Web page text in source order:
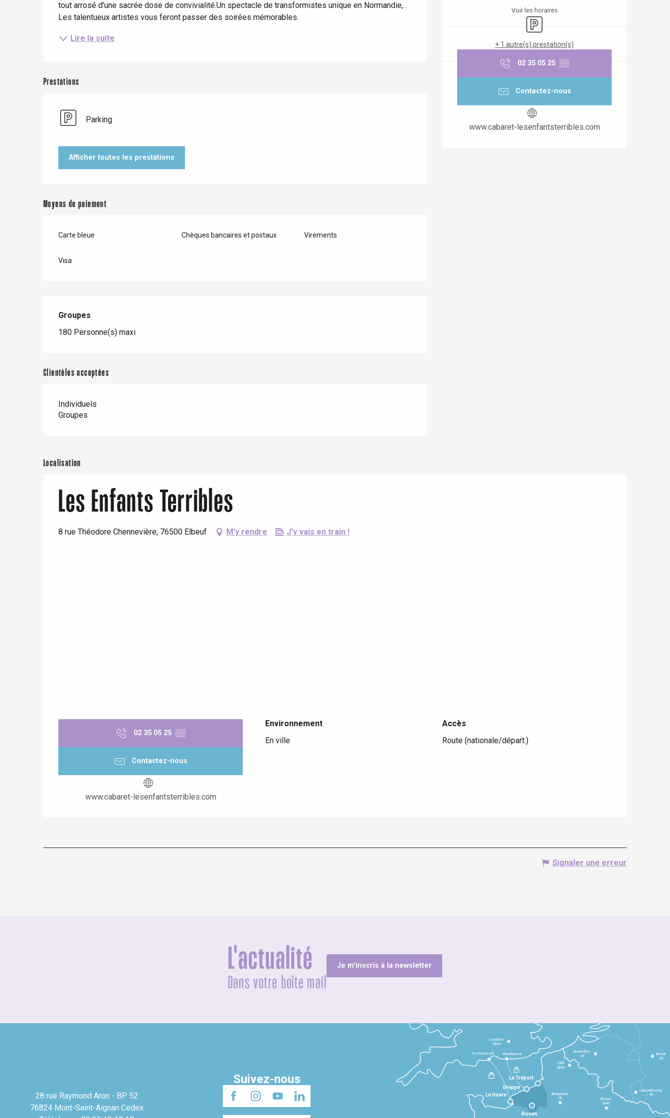
Val-de-Scie
Voir les horaires
Parking
+ 1 autre(s) prestation(s)
02 35 05 25 ▒▒
Contactez-nous
www.cabaret-lesenfantsterribles.com
tout arrosé d’une sacrée dose de convivialité.Un spectacle de transformistes unique en Normandie, .
Les talentueux artistes vous feront passer des soirées mémorables.
Lire la suite
Prestations
Parking
Afficher toutes les prestations
Moyens de paiement
Carte bleue Chèques bancaires et postaux Virements
Visa
Groupes
Groupes
180 Personne(s) maxi
Clientèles acceptées
Individuels
Groupes
Localisation
Les Enfants Terribles
8 rue Théodore Chennevière, 76500 Elbeuf M'y rendre J'y vais en train !
02 35 05 25 ▒▒
Contactez-nous
www.cabaret-lesenfantsterribles.com
Environnement
Environnement
En ville
Accès
Accès
Route (nationale/départ.)
Signaler une erreur
L'actualité
Dans votre boîte mail
Je m'inscris à la newsletter
28 rue Raymond Aron - BP 52
76824 Mont-Saint-Aignan Cedex
Suivez-nous
Le Havre
Dieppe
Le Tréport
Beauvais
1h Reims
2h45
Lille
2h30
Bruxelles
3h
Londres
3h30
Newhaven
Portsmouth Bonn
5h
Luxembourg
4h
Rouen